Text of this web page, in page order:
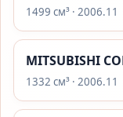
1499 см³ · 2006.11
MITSUBISHI
1332 см³ · 2006.11